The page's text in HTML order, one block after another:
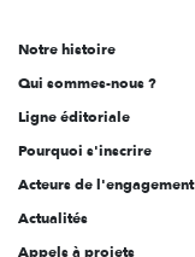
l'engagement
Notre histoire
Qui sommes-nous ?
Ligne éditoriale
Pourquoi s'inscrire
Acteurs de l'engagement
Actualités
Appels à projets